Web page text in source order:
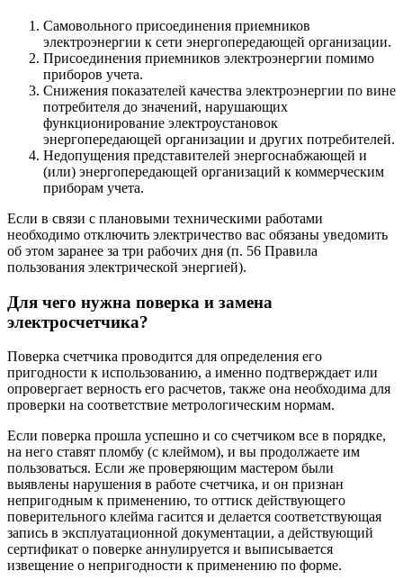
Самовольного присоединения приемников
электроэнергии к сети энергопередающей организации.
Присоединения приемников электроэнергии помимо
приборов учета.
Снижения показателей качества электроэнергии по вине
потребителя до значений, нарушающих
функционирование электроустановок
энергопередающей организации и других потребителей.
Недопущения представителей энергоснабжающей и
(или) энергопередающей организаций к коммерческим
приборам учета.
Если в связи с плановыми техническими работами
необходимо отключить электричество вас обязаны уведомить
об этом заранее за три рабочих дня (п. 56 Правила
пользования электрической энергией).
Для чего нужна поверка и замена
электросчетчика?
Поверка счетчика проводится для определения его
пригодности к использованию, а именно подтверждает или
опровергает верность его расчетов, также она необходима для
проверки на соответствие метрологическим нормам.
Если поверка прошла успешно и со счетчиком все в порядке,
на него ставят пломбу (с клеймом), и вы продолжаете им
пользоваться. Если же проверяющим мастером были
выявлены нарушения в работе счетчика, и он признан
непригодным к применению, то оттиск действующего
поверительного клейма гасится и делается соответствующая
запись в эксплуатационной документации, а действующий
сертификат о поверке аннулируется и выписывается
извещение о непригодности к применению по форме.